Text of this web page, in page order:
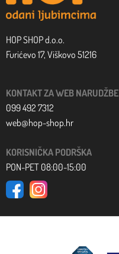
HOP SHOP d.o.o.
Furićevo 17, Viškovo 51216
KONTAKT ZA WEB NARUDŽBE
099 492 7312
web@hop-shop.hr
KORISNIČKA PODRŠKA
PON-PET 08:00-15:00